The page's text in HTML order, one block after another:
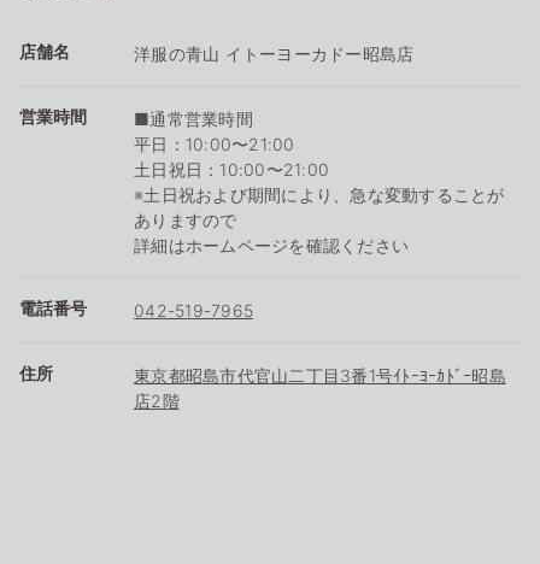
店舗名 洋服の青山 イトーヨーカドー昭島店
営業時間
■通常営業時間
平日：10:00〜21:00
土日祝日：10:00〜21:00
※土日祝および期間により、急な変動することが
ありますので
詳細はホームページを確認ください
電話番号 042-519-7965
住所
東京都昭島市代官山二丁目3番1号ｲﾄｰﾖｰｶﾄﾞｰ昭島
店2階